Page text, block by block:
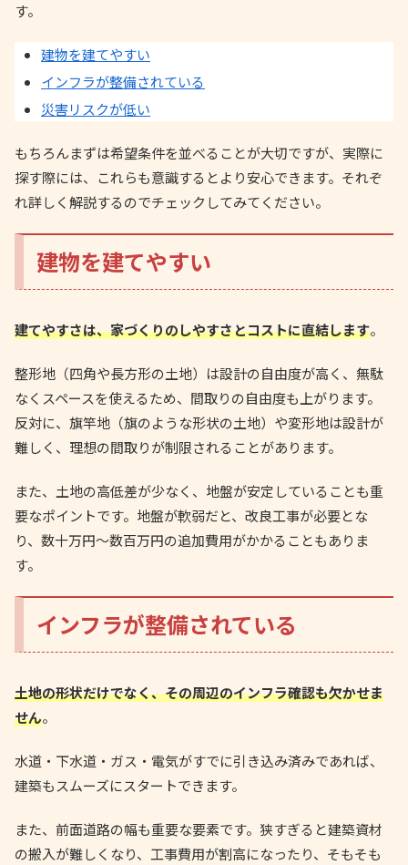
す。
建物を建てやすい
インフラが整備されている
災害リスクが低い
もちろんまずは希望条件を並べることが大切ですが、実際に
探す際には、これらも意識するとより安心できます。それぞ
れ詳しく解説するのでチェックしてみてください。
建物を建てやすい
建てやすさは、家づくりのしやすさとコストに直結します。
整形地（四角や長方形の土地）は設計の自由度が高く、無駄
なくスペースを使えるため、間取りの自由度も上がります。
反対に、旗竿地（旗のような形状の土地）や変形地は設計が
難しく、理想の間取りが制限されることがあります。
また、土地の高低差が少なく、地盤が安定していることも重
要なポイントです。地盤が軟弱だと、改良工事が必要とな
り、数十万円〜数百万円の追加費用がかかることもありま
す。
インフラが整備されている
土地の形状だけでなく、その周辺のインフラ確認も欠かせま
せん。
水道・下水道・ガス・電気がすでに引き込み済みであれば、
建築もスムーズにスタートできます。
また、前面道路の幅も重要な要素です。狭すぎると建築資材
の搬入が難しくなり、工事費用が割高になったり、そもそも